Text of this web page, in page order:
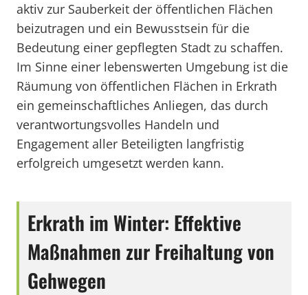
aktiv zur Sauberkeit der öffentlichen Flächen
beizutragen und ein Bewusstsein für die
Bedeutung einer gepflegten Stadt zu schaffen.
Im Sinne einer lebenswerten Umgebung ist die
Räumung von öffentlichen Flächen in Erkrath
ein gemeinschaftliches Anliegen, das durch
verantwortungsvolles Handeln und
Engagement aller Beteiligten langfristig
erfolgreich umgesetzt werden kann.
Erkrath im Winter: Effektive
Maßnahmen zur Freihaltung von
Gehwegen